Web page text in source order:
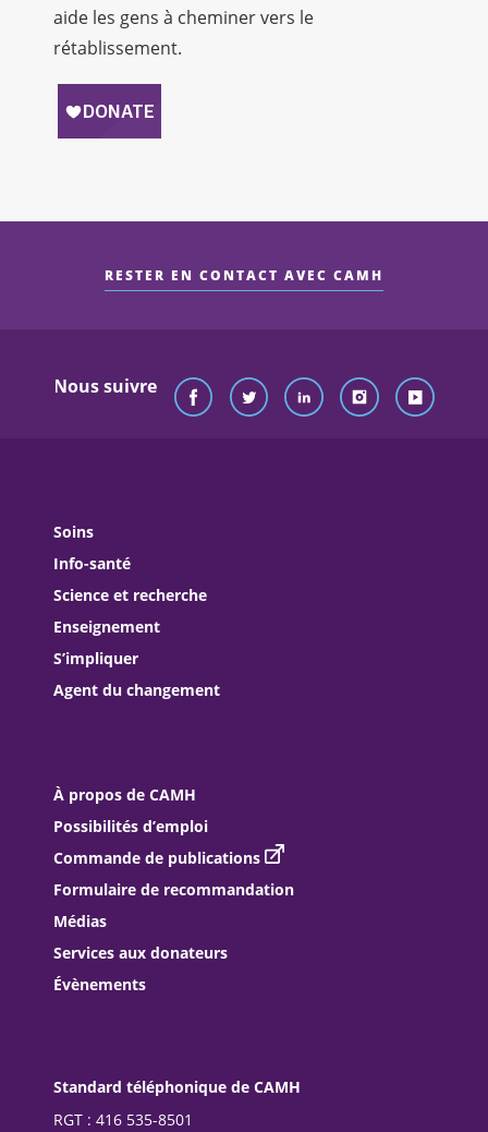
aide les gens à cheminer vers le
rétablissement.
RESTER EN CONTACT AVEC CAMH
Nous suivre
Soins
Info-santé
Science et recherche
Enseignement
S’impliquer
Agent du changement
À propos de CAMH
Possibilités d’emploi
Commande de publications
Formulaire de recommandation
Médias
Services aux donateurs
Évènements
Standard téléphonique de CAMH
RGT : 416 535-8501